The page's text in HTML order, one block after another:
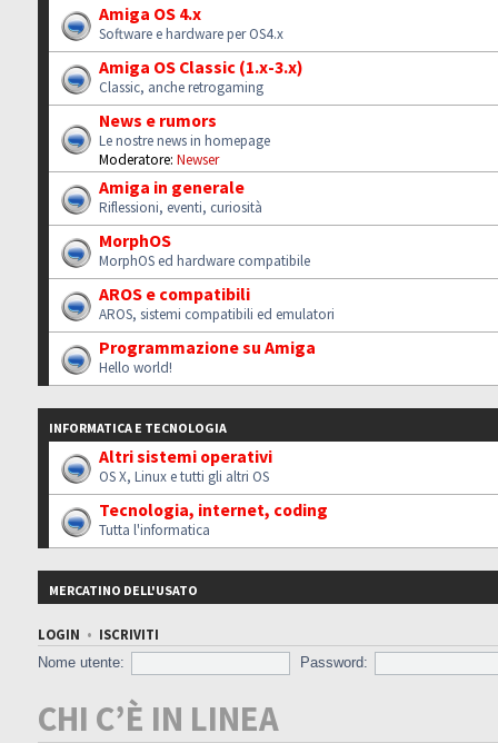
Amiga OS 4.x
Software e hardware per OS4.x
Amiga OS Classic (1.x-3.x)
Classic, anche retrogaming
News e rumors
Le nostre news in homepage
Moderatore: Newser
Amiga in generale
Riflessioni, eventi, curiosità
MorphOS
MorphOS ed hardware compatibile
AROS e compatibili
AROS, sistemi compatibili ed emulatori
Programmazione su Amiga
Hello world!
INFORMATICA E TECNOLOGIA
Altri sistemi operativi
OS X, Linux e tutti gli altri OS
Tecnologia, internet, coding
Tutta l'informatica
MERCATINO DELL'USATO
LOGIN • ISCRIVITI
Nome utente:
Password:
CHI C’È IN LINEA